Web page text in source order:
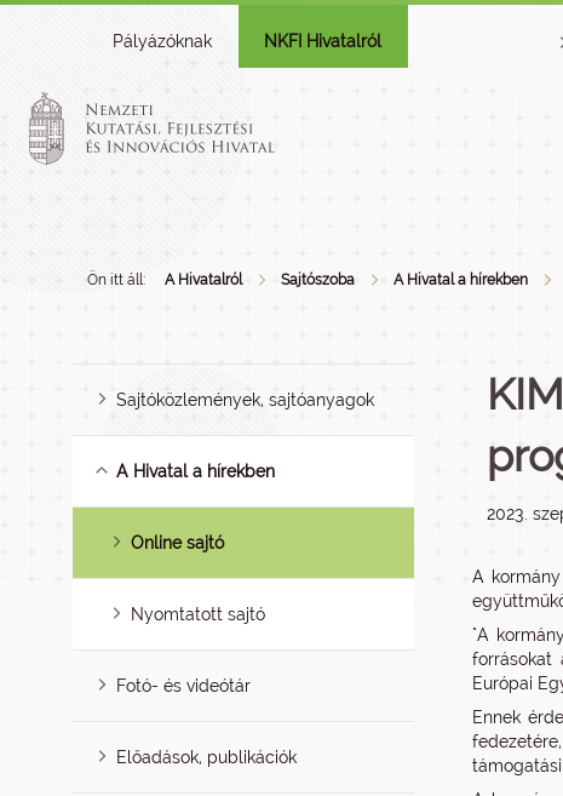
Pályázóknak NKFI Hivatalról
Ön itt áll: A Hivatalról Sajtószoba A Hivatal a hírekben
Sajtóközlemények, sajtóanyagok
A Hivatal a hírekben
Online sajtó
Nyomtatott sajtó
Fotó- és videótár
Előadások, publikációk
2023.
A
"A
forrásokat
Európai
Ennek